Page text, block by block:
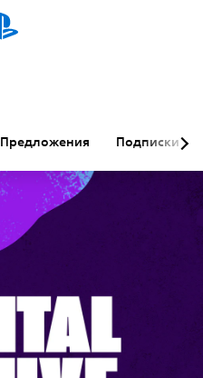
Предложения Подписки